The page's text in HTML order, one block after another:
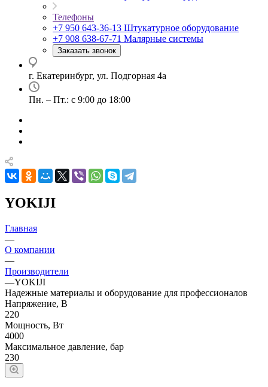
Телефоны
+7 950 643-36-13 Штукатурное оборудование
+7 908 638-67-71 Малярные системы
Заказать звонок
г. Екатеринбург, ул. Подгорная 4а
Пн. – Пт.: с 9:00 до 18:00
YOKIJI
Главная
—
О компании
—
Производители
—YOKIJI
Надежные материалы и оборудование для профессионалов
Напряжение, В
220
Мощность, Вт
4000
Максимальное давление, бар
230